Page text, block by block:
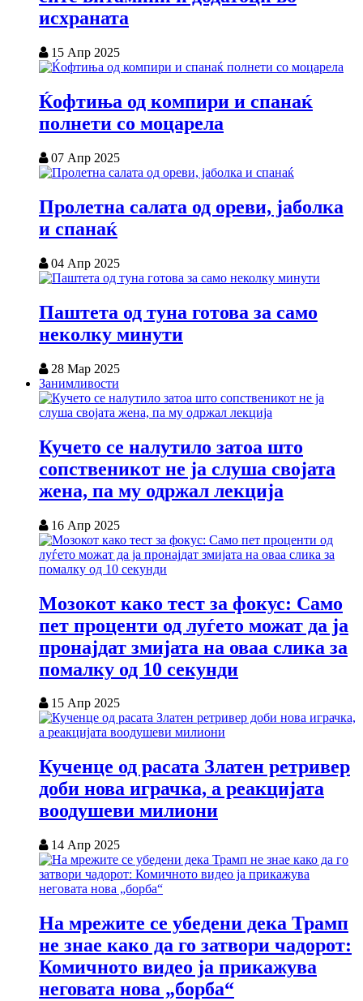
исхраната
15 Апр 2025
Ќофтиња од компири и спанаќ
полнети со моцарела
07 Апр 2025
Пролетна салата од ореви, јаболка
и спанаќ
04 Апр 2025
Паштета од туна готова за само
неколку минути
28 Мар 2025
Занимливости
Кучето се налутило затоа што
сопственикот не ја слуша својата
жена, па му одржал лекција
16 Апр 2025
Мозокот како тест за фокус: Само
пет проценти од луѓето можат да ја
пронајдат змијата на оваа слика за
помалку од 10 секунди
15 Апр 2025
Кученце од расата Златен ретривер
доби нова играчка, а реакцијата
воодушеви милиони
14 Апр 2025
На мрежите се убедени дека Трамп
не знае како да го затвори чадорот:
Комичното видео ја прикажува
неговата нова „борба“